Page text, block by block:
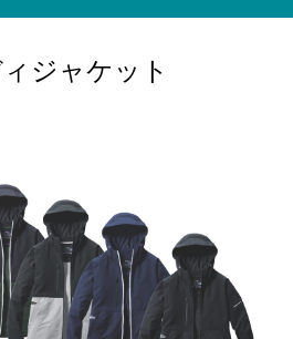
ジャケット